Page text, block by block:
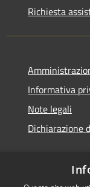
Richiesta
Informativa
Note legali
Dichiarazione